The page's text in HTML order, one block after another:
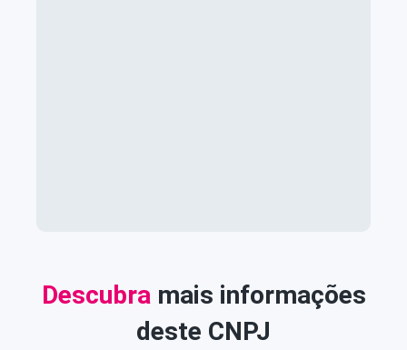
Descubra mais informações
deste CNPJ